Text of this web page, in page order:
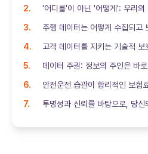
'어디를'이 아닌 '어떻게': 우리의
주행 데이터는 어떻게 수집되고
고객 데이터를 지키는 기술적
데이터 주권: 정보의 주인은 바
안전운전 습관이 합리적인 보험
투명성과 신뢰를 바탕으로, 당